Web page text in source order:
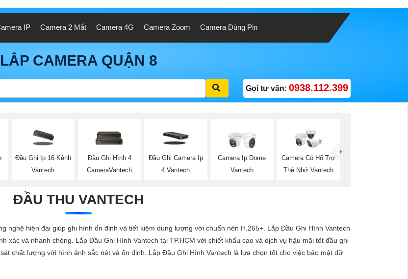
IP Camera 2 Mắt Camera 4G Camera Zoom Camera Dùng Pin
LẮP CAMERA QUẬN 8
Gọi tư vấn: 0938.112.399
Đầu Ghi Ip 16 Kênh
Vantech
Đầu Ghi Hình 4
CameraVantech
Đầu Ghi Camera Ip
4 Vantech
Camera Ip Dome
Vantech
Camera Có Hổ Trợ
Thẻ Nhớ Vantech
ĐẦU THU VANTECH
nghệ hiện đại giúp ghi hình ổn định và tiết kiệm dung lượng với chuẩn nén H.265+. Lắp Đầu Ghi Hình Vantech
xác và nhanh chóng. Lắp Đầu Ghi Hình Vantech tại TP.HCM với chiết khấu cao và dịch vụ hậu mãi tốt đầu ghi
chất lượng với hình ảnh sắc nét và ổn định. Lắp Đầu Ghi Hình Vantech là lựa chọn tốt cho việc bảo mật dữ